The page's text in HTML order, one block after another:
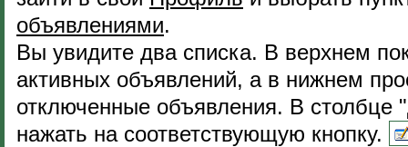
объявлениями.
Вы увидите два списка. В верхнем
активных объявлений, а в нижнем
отключенные объявления. В столбце
нажать на соответствующую кнопку.